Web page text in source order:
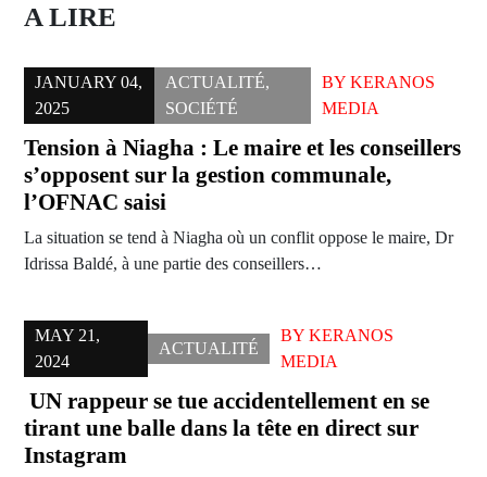
A LIRE
JANUARY 04,
2025
ACTUALITÉ,
SOCIÉTÉ
BYKERANOS
MEDIA
Tension à Niagha : Le maire et les conseillers
s’opposent sur la gestion communale,
l’OFNAC saisi
La situation se tend à Niagha où un conflit oppose le maire, Dr
Idrissa Baldé, à une partie des conseillers…
MAY 21,
2024
ACTUALITÉ
BYKERANOS
MEDIA
UN rappeur se tue accidentellement en se
tirant une balle dans la tête en direct sur
Instagram